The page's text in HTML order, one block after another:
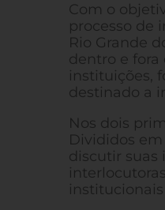
Com o
processo de
Rio Grande
dentro e fora
instituições,
destinado a
Nos dois
Divididos
discutir suas